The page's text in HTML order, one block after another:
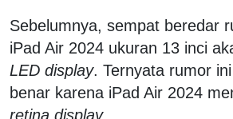
Sebelumnya, sempat beredar
iPad Air 2024 ukuran 13 inci
LED display. Ternyata rumor
benar karena iPad Air 2024
retina display.